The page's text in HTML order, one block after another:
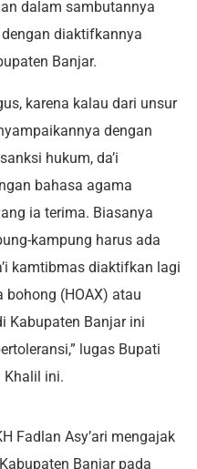
dalam sambutannya
diaktifkannya
Banjar.
karena kalau dari unsur
dengan
hukum, da’i
bahasa agama
ia terima. Biasanya
kampung harus ada
kamtibmas diaktifkan lagi
bohong (HOAX) atau
Kabupaten Banjar ini
lugas Bupati
Khalil ini.
Fadlan Asy’ari mengajak
Banjar pada